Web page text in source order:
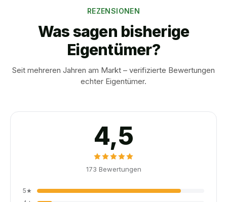
REZENSIONEN
Was sagen bisherige
Eigentümer?
Seit mehreren Jahren am Markt – verifizierte Bewertungen
echter Eigentümer.
4,5
173 Bewertungen
5★